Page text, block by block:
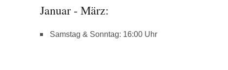
Januar - März:
Samstag & Sonntag: 16:00 Uhr